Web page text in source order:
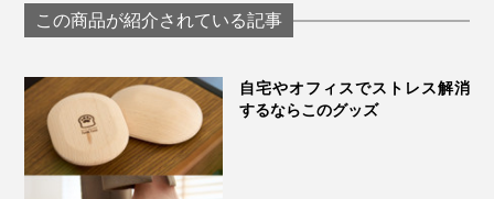
エキゾチックな甘美さがありつつ、すっきりとした爽や
ローラルノート。
気持ちを緩める作用と、高揚作用を併せ持つとされ、余
裕を持ちたいとき、前向きになりたいときにおすすめで
ドした心地いい香り
｜WEEK END
Lovaroma
この商品が紹介されている記事
自宅やオフィスでストレス解消
するならこのグッズ